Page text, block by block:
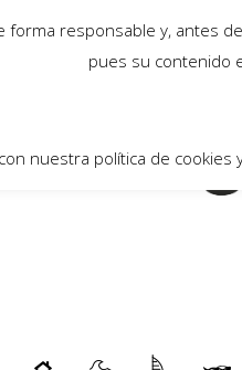
responsable y, antes
pues su contenido
nuestra política de